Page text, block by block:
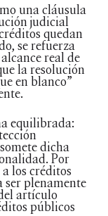
una cláusula
judicial
quedan
se refuerza
real de
la resolución
en blanco”
equilibrada:
dicha
Por
los créditos
ser plenamente
artículo
públicos